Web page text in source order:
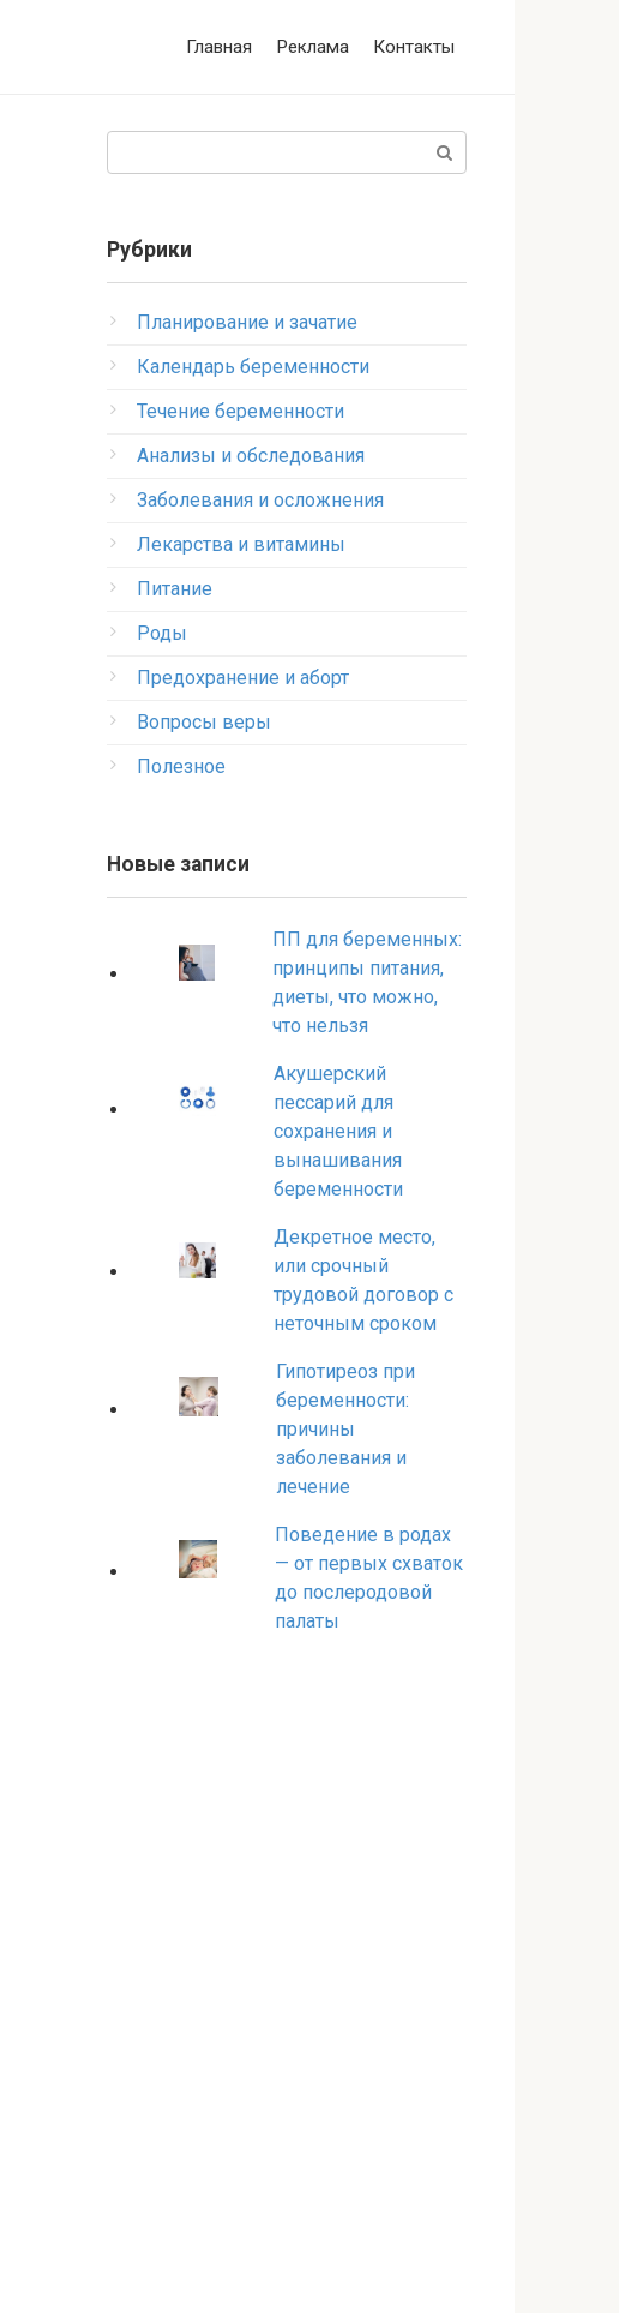
Главная Реклама Контакты
Рубрики
Планирование и зачатие
Календарь беременности
Течение беременности
Анализы и обследования
Заболевания и осложнения
Лекарства и витамины
Питание
Роды
Предохранение и аборт
Вопросы веры
Полезное
Новые записи
ПП для беременных:
принципы питания,
диеты, что можно,
что нельзя
Акушерский
пессарий для
сохранения и
вынашивания
беременности
Декретное место,
или срочный
трудовой договор с
неточным сроком
Гипотиреоз при
беременности:
причины
заболевания и
лечение
Поведение в родах
— от первых схваток
до послеродовой
палаты